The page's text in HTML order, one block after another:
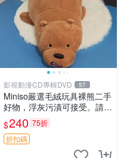
影視動漫CD專輯DVD 57
Miniso嚴選毛絨玩具裸熊二手
好物，浮灰污漬可接受。請詳
閱照片再下單，售出不退不
換。全新品相收藏推薦。 裸
熊 毛絨玩具 收藏
$240 75折
折扣碼